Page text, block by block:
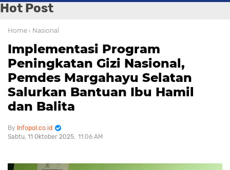
Hot Post
Home › Nasional
Implementasi Program
Peningkatan Gizi Nasional,
Pemdes Margahayu Selatan
Salurkan Bantuan Ibu Hamil
dan Balita
Infopol.co.id
Sabtu, 11 Oktober 2025 11:06 AM